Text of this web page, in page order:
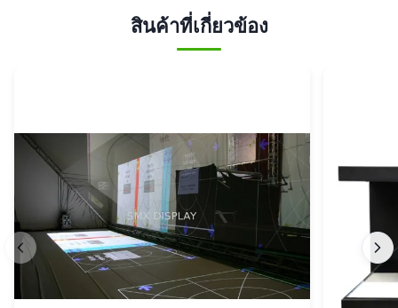
สินค้าที่เกี่ยวข้อง